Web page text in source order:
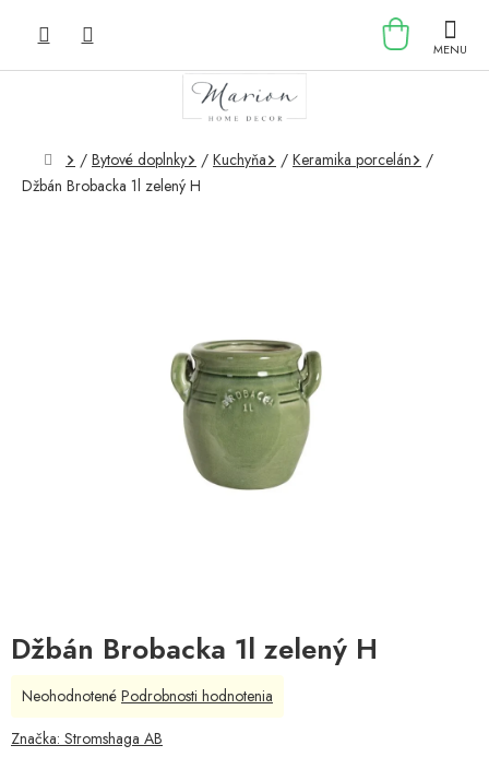
KOŠÍK
Domov
/ Bytové doplnky / Kuchyňa / Keramika porcelán
/
Džbán Brobacka 1l zelený H
Džbán Brobacka 1l zelený H
Priemerné
produktu
Neohodnotené Podrobnosti hodnotenia
Značka: Stromshaga AB